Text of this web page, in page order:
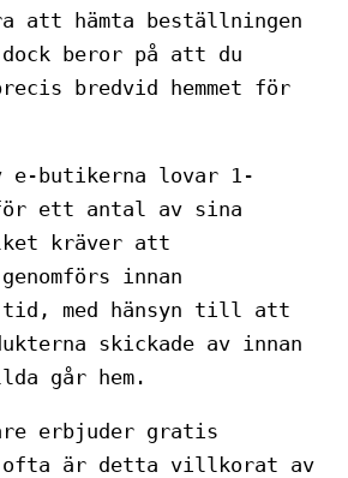
hämta beställningen
beror på att du
bredvid hemmet för
e-butikerna lovar 1-
ett antal av sina
kräver att
innan
tid, med hänsyn till att
skickade av innan
går hem.
erbjuder gratis
ofta är detta villkorat av